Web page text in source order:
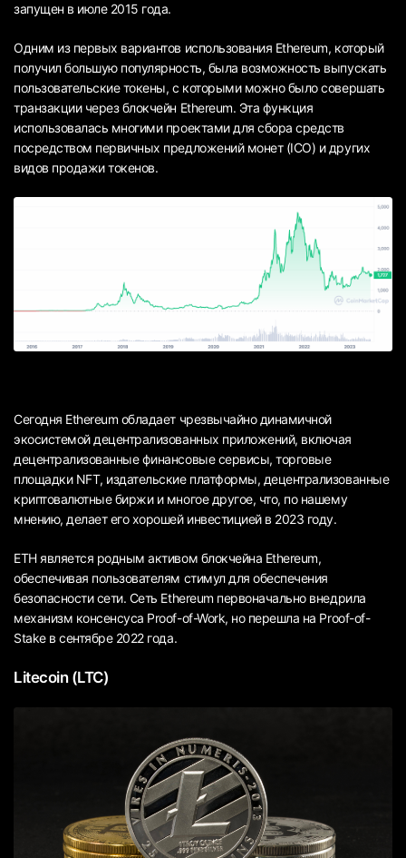
запущен в июле 2015 года.
Одним из первых вариантов использования Ethereum, который
получил большую популярность, была возможность выпускать
пользовательские токены, с которыми можно было совершать
транзакции через блокчейн Ethereum. Эта функция
использовалась многими проектами для сбора средств
посредством первичных предложений монет (ICO) и других
видов продажи токенов.
Сегодня Ethereum обладает чрезвычайно динамичной
экосистемой децентрализованных приложений, включая
децентрализованные финансовые сервисы, торговые
площадки NFT, издательские платформы, децентрализованные
криптовалютные биржи и многое другое, что, по нашему
мнению, делает его хорошей инвестицией в 2023 году.
ETH является родным активом блокчейна Ethereum,
обеспечивая пользователям стимул для обеспечения
безопасности сети. Сеть Ethereum первоначально внедрила
механизм консенсуса Proof-of-Work, но перешла на Proof-of-
Stake в сентябре 2022 года.
Litecoin (LTC)